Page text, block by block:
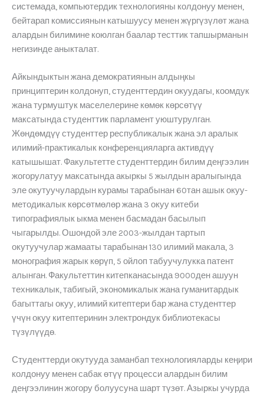
системада, компьютердик технологияны колдонуу менен,
бейтарап комиссиянын катышуусу менен жүргүзүлөт жана
алардын билимине коюлган баалар тесттик тапшырманын
негизинде аныкталат.
Айкындыктын жана демократиянын алдыңкы
принциптерин колдонуп, студенттердин окуудагы, коомдук
жана турмуштук маселелерине көмөк көрсөтүү
максатында студенттик парламент уюштурулган.
Жөндөмдүү студенттер республикалык жана эл аралык
илимий-практикалык конференцияларга активдүү
катышышат. Факультетте студенттердин билим деңгээлин
жогорулатуу максатында акыркы 5 жылдын аралыгында
эле окутуучулардын курамы тарабынан 60тан ашык окуу-
методикалык көрсөтмөлөр жана 3 окуу китеби
типографиялык ыкма менен басмадан басылып
чыгарылды. Ошондой эле 2003-жылдан тартып
окутуучулар жамааты тарабынан 130 илимий макала, 3
монография жарык көрүп, 5 ойлоп табуучулукка патент
алынган. Факультеттин китепканасында 9000ден ашуун
техникалык, табигый, экономикалык жана гуманитардык
багыттагы окуу, илимий китептери бар жана студенттер
үчүн окуу китептеринин электрондук библиотекасы
түзүлүүдө.
Студенттерди окутууда заманбап технологияларды кеңири
колдонуу менен сабак өтүү процесси алардын билим
деңгээлинин жогору болуусуна шарт түзөт. Азыркы учурда